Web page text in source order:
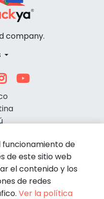
company.
funcionamiento de
de este sitio web
el contenido y los
de redes
Ver la política